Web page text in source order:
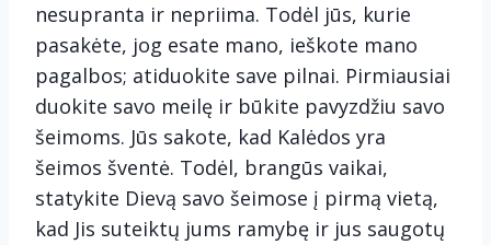
nesupranta ir nepriima. Todėl jūs, kurie
pasakėte, jog esate mano, ieškote mano
pagalbos; atiduokite save pilnai. Pirmiausiai
duokite savo meilę ir būkite pavyzdžiu savo
šeimoms. Jūs sakote, kad Kalėdos yra
šeimos šventė. Todėl, brangūs vaikai,
statykite Dievą savo šeimose į pirmą vietą,
kad Jis suteiktų jums ramybę ir jus saugotų